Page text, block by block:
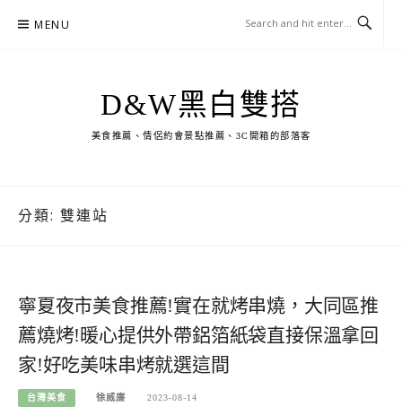
MENU
D&W黑白雙搭
美食推薦、情侶約會景點推薦、3C開箱的部落客
分類: 雙連站
寧夏夜市美食推薦!實在就烤串燒，大同區推
薦燒烤!暖心提供外帶鋁箔紙袋直接保溫拿回
家!好吃美味串烤就選這間
台灣美食 徐威廉 2023-08-14